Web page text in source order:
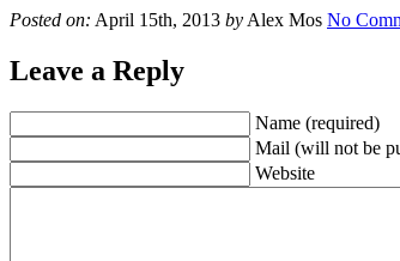
Posted on: April 15th, 2013 by Alex Mos No
Leave a Reply
Name (required)
Mail (will not be
Website